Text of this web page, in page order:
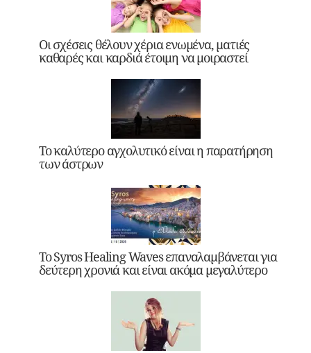
Οι σχέσεις θέλουν χέρια ενωμένα, ματιές
καθαρές και καρδιά έτοιμη να μοιραστεί
Το καλύτερο αγχολυτικό είναι η παρατήρηση
των άστρων
Το Syros Healing Waves επαναλαμβάνεται για
δεύτερη χρονιά και είναι ακόμα μεγαλύτερο